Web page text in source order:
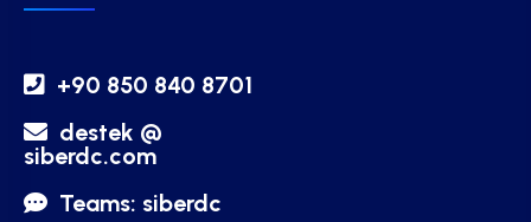
+90 850 840 8701
destek @
siberdc.com
Teams: siberdc